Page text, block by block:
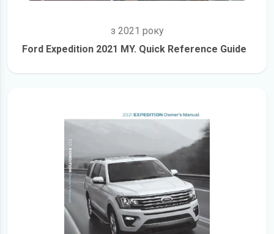
з 2021 року
Ford Expedition 2021 MY. Quick Reference Guide